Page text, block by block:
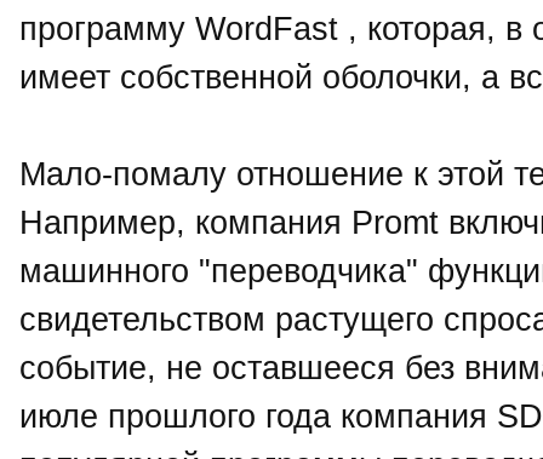
программу WordFast , которая, в
имеет собственной оболочки, а
Мало-помалу отношение к этой
Например, компания Promt
машинного "переводчика"
свидетельством растущего
событие, не оставшееся без
июле прошлого года компания